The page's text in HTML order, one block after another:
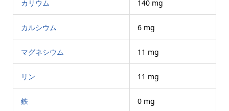
カリウム 140 mg
カルシウム 6 mg
マグネシウム 11 mg
リン 11 mg
鉄 0 mg